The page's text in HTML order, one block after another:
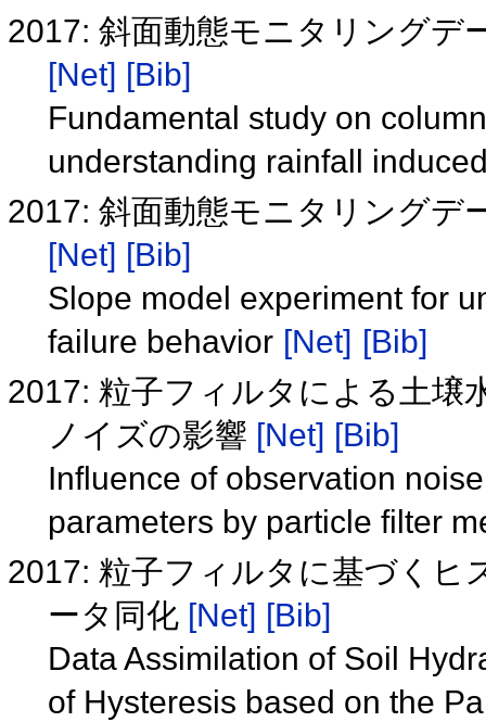
2017: 斜面動態モニタリングデ
[Net] [Bib]
Fundamental study on
understanding rainfall
2017: 斜面動態モニタリングデ
[Net] [Bib]
Slope model experiment for
failure behavior [Net] [Bib]
2017: 粒子フィルタによる土壌
ノイズの影響 [Net] [Bib]
Influence of observation
parameters by particle filter
2017: 粒子フィルタに基づくヒ
ータ同化 [Net] [Bib]
Data Assimilation of Soil
of Hysteresis based on the